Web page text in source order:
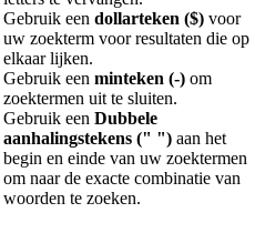
Gebruik een dollarteken ($) voor
uw zoekterm voor resultaten die op
elkaar lijken.
Gebruik een minteken (-) om
zoektermen uit te sluiten.
Gebruik een Dubbele
aanhalingstekens (" ") aan het
begin en einde van uw zoektermen
om naar de exacte combinatie van
woorden te zoeken.